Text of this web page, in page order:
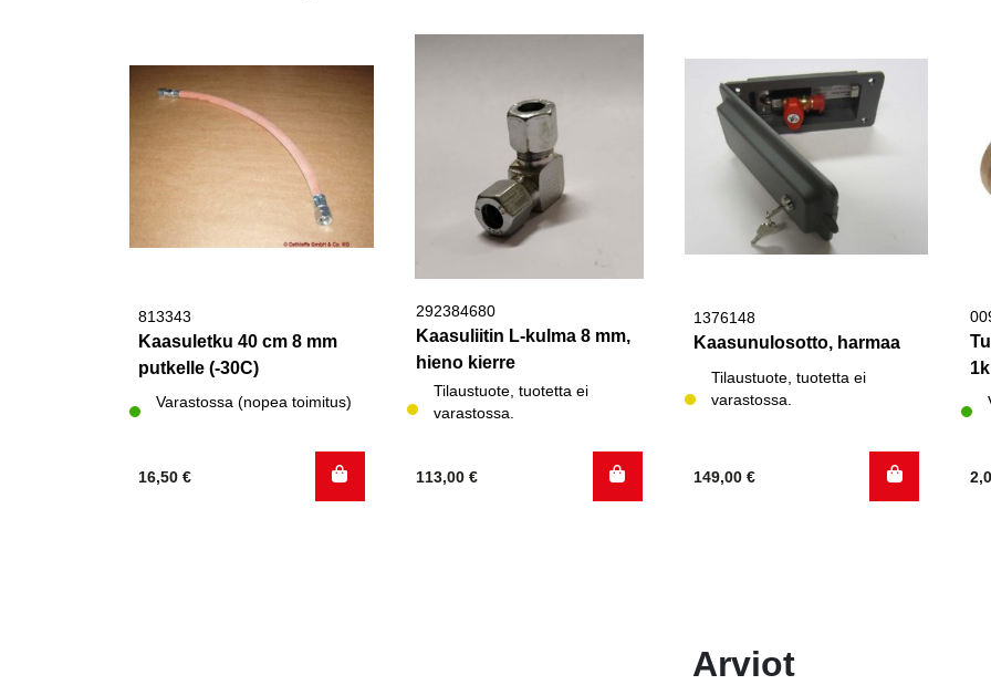
813343
Kaasuletku 40 cm 8 mm
putkelle (-30C)
Varastossa (nopea toimitus)
16,50 €
292384680
Kaasuliitin L-kulma 8 mm,
hieno kierre
Tilaustuote, tuotetta ei
varastossa.
113,00 €
1376148
Kaasunulosotto, harmaa
Tilaustuote, tuotetta ei
varastossa.
149,00 €
Arviot